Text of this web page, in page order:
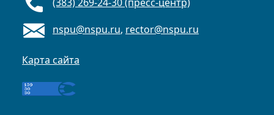
nspu@nspu.ru, rector@nspu.ru
Карта сайта